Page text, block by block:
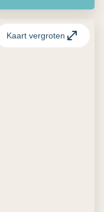
Kaart vergroten